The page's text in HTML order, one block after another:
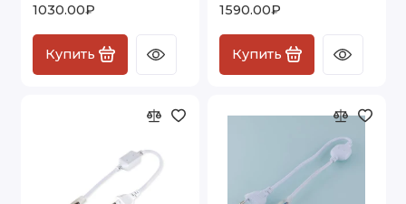
1030.00₽
Купить
1590.00₽
Купить